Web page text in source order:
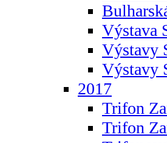
Výstava
Výstavy
Výstavy
2017
Trifon
Trifon